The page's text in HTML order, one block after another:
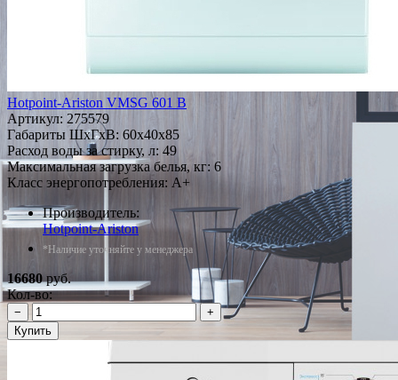
Hotpoint-Ariston VMSG 601 B
Артикул: 275579
Габариты ШxГxВ: 60x40x85
Расход воды за стирку, л: 49
Максимальная загрузка белья, кг: 6
Класс энергопотребления: A+
Производитель:
Hotpoint-Ariston
*Наличие уточняйте у менеджера
16680руб.
Кол-во:
−
+
Купить